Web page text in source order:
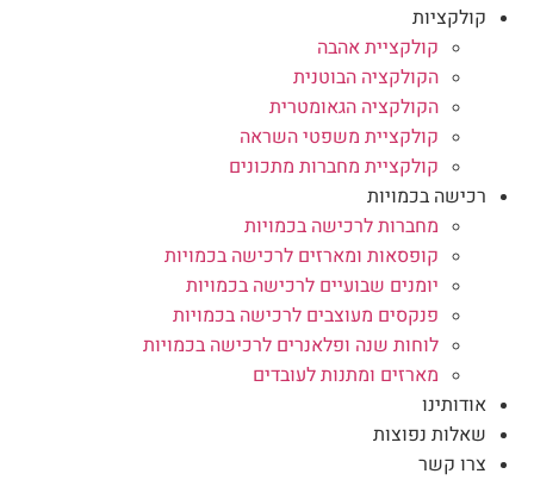
קולקציות
קולקציית אהבה
הקולקציה הבוטנית
הקולקציה הגאומטרית
קולקציית משפטי השראה
קולקציית מחברות מתכונים
רכישה בכמויות
מחברות לרכישה בכמויות
קופסאות ומארזים לרכישה בכמויות
יומנים שבועיים לרכישה בכמויות
פנקסים מעוצבים לרכישה בכמויות
לוחות שנה ופלאנרים לרכישה בכמויות
מארזים ומתנות לעובדים
אודותינו
שאלות נפוצות
צרו קשר